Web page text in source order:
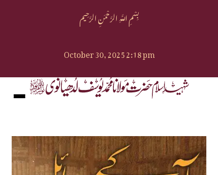
بِسْمِ اللَّهِ الرَّحْمَنِ الرَّحِيم
October 30, 2025 2:18 pm